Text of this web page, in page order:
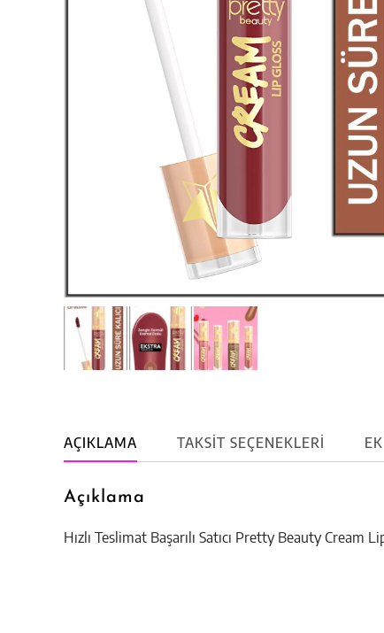
AÇIKLAMA TAKSIT SEÇENEKLERI
Açıklama
Hızlı Teslimat Başarılı Satıcı Pretty Beauty Cream